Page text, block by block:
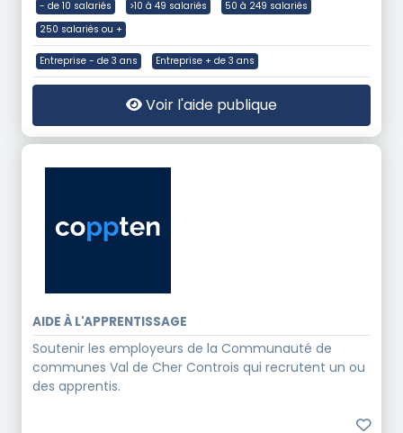
- de 10 salariés >10 à 49 salariés
50 à 249 salariés
250 salariés ou +
Entreprise - de 3 ans Entreprise + de 3 ans
Voir l'aide publique
AIDE À L'APPRENTISSAGE
Soutenir les employeurs de la Communauté de
communes Val de Cher Controis qui recrutent un ou
des apprentis.